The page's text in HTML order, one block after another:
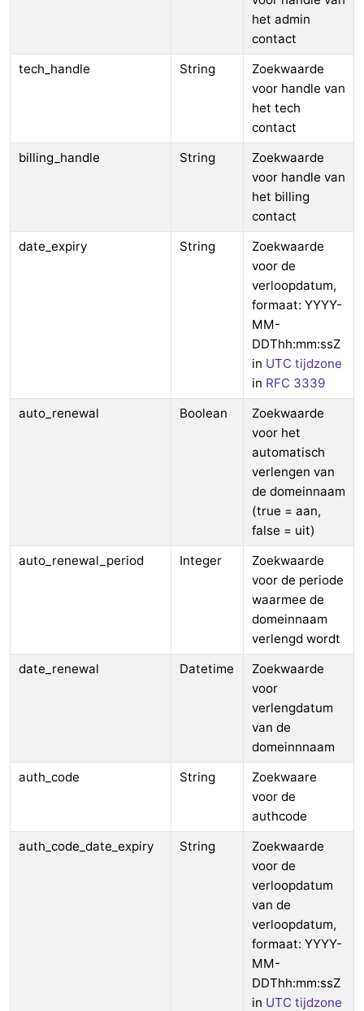
het admin
contact
tech_handle
String
Zoekwaarde
voor handle van
het tech
contact
billing_handle
String
Zoekwaarde
voor handle van
het billing
contact
date_expiry
String
Zoekwaarde
voor de
verloopdatum,
formaat: YYYY-
MM-
DDThh:mm:ssZ
in UTC tijdzone
in RFC 3339
auto_renewal
Boolean
Zoekwaarde
voor het
automatisch
verlengen van
de domeinnaam
(true = aan,
false = uit)
auto_renewal_period
Integer
Zoekwaarde
voor de periode
waarmee de
domeinnaam
verlengd wordt
date_renewal
Datetime
Zoekwaarde
voor
verlengdatum
van de
domeinnnaam
auth_code
String
Zoekwaare
voor de
authcode
auth_code_date_expiry
String
Zoekwaarde
voor de
verloopdatum
van de
verloopdatum,
formaat: YYYY-
MM-
DDThh:mm:ssZ
in UTC tijdzone